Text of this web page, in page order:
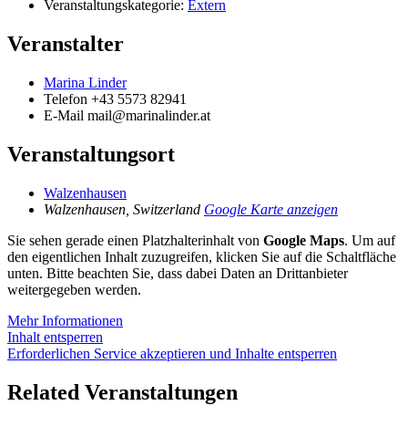
Veranstaltungskategorie: Extern
Veranstalter
Marina Linder
Telefon +43 5573 82941
E-Mail mail@marinalinder.at
Veranstaltungsort
Walzenhausen
Walzenhausen Switzerland Google Karte anzeigen
Sie sehen gerade einen Platzhalterinhalt von Google Maps. Um auf
den eigentlichen Inhalt zuzugreifen, klicken Sie auf die Schaltfläche
unten. Bitte beachten Sie, dass dabei Daten an Drittanbieter
weitergegeben werden.
Mehr Informationen
Inhalt entsperren
Erforderlichen Service akzeptieren und Inhalte entsperren
Related Veranstaltungen